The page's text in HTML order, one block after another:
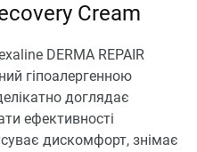
Cream
DERMA REPAIR
гіпоалергенною
доглядає
ефективності
дискомфорт, знімає